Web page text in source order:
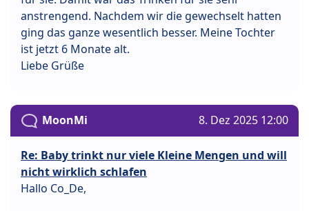
anstrengend. Nachdem wir die gewechselt hatten
ging das ganze wesentlich besser. Meine Tochter
ist jetzt 6 Monate alt.
Liebe Grüße
MoonMi 8. Dez 2025 12:00
Re: Baby trinkt nur viele Kleine Mengen und will
nicht wirklich schlafen
Hallo Co_De,